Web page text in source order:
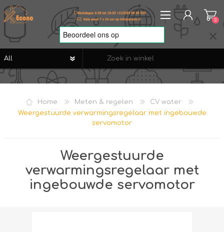
REGISTREREN
VERLANGLIJST
0
Home Meten & regelen
CV water
Weergestuurde verwarmingsregelaar met ingebouwde
servomotor
Weergestuurde
verwarmingsregelaar met
ingebouwde servomotor